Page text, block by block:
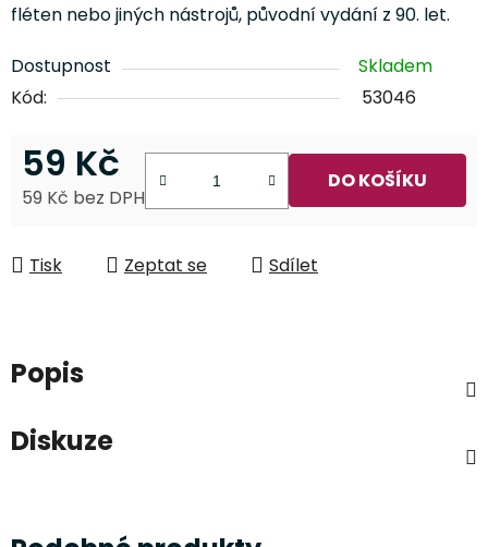
fléten nebo jiných nástrojů, původní vydání z 90. let.
Dostupnost
Skladem
Kód:
53046
59 Kč
59 Kč bez DPH
DO KOŠÍKU
Tisk Zeptat se Sdílet
Popis
Diskuze